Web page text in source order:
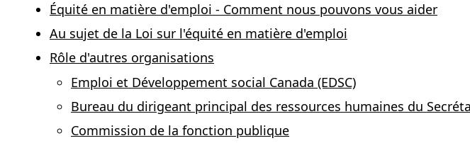
Équité en matière d'emploi - Comment nous pouvons vous aider
Au sujet de la Loi sur l'équité en matière d'emploi
Rôle d'autres organisations
Emploi et Développement social Canada (EDSC)
Bureau du dirigeant principal des ressources humaines du
Commission de la fonction publique